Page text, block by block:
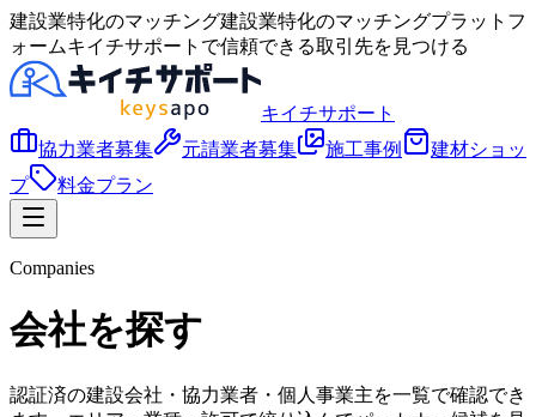
建設業特化のマッチング建設業特化のマッチングプラットフ
ォームキイチサポート で信頼できる取引先を見つける
キイチサポート
協力業者募集
元請業者募集 施工事例
建材ショッ
プ
料金プラン
Companies
会社を探す
認証済の建設会社・協力業者・個人事業主を一覧で確認でき